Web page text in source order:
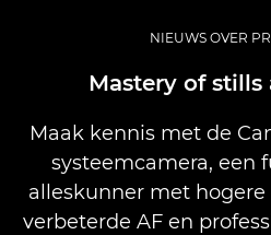
Professionele fotografie en video
Nieuws
NIEUWS OVER
Mastery of
Maak kennis met de
systeemcamera, een
alleskunner met
verbeterde AF en